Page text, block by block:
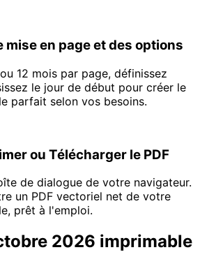
mise en page et des options
12 mois par page, définissez
le jour de début pour créer le
parfait selon vos besoins.
ou Télécharger le PDF
de dialogue de votre navigateur.
un PDF vectoriel net de votre
prêt à l'emploi.
2026 imprimable